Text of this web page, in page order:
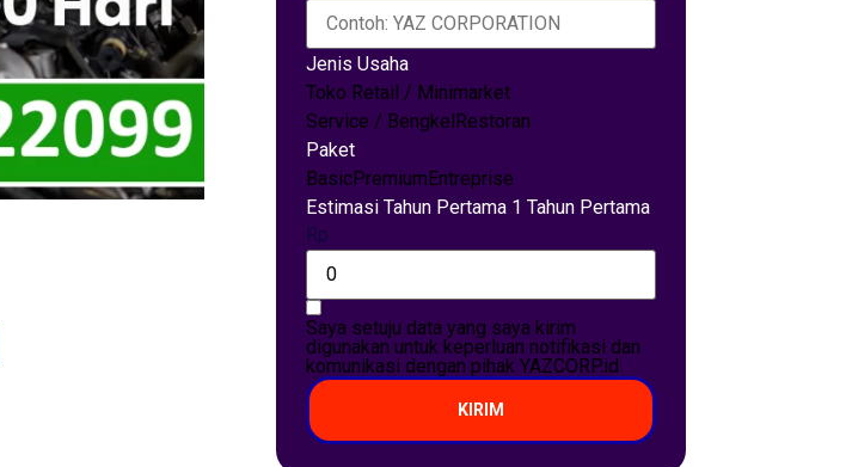
Jenis Usaha
Toko Retail / Minimarket
Service / BengkelRestoran
Paket
BasicPremiumEntreprise
Estimasi Tahun Pertama 1 Tahun Pertama
Rp
Saya setuju data yang saya kirim
digunakan untuk keperluan notifikasi dan
komunikasi dengan pihak YAZCORP.id
KIRIM